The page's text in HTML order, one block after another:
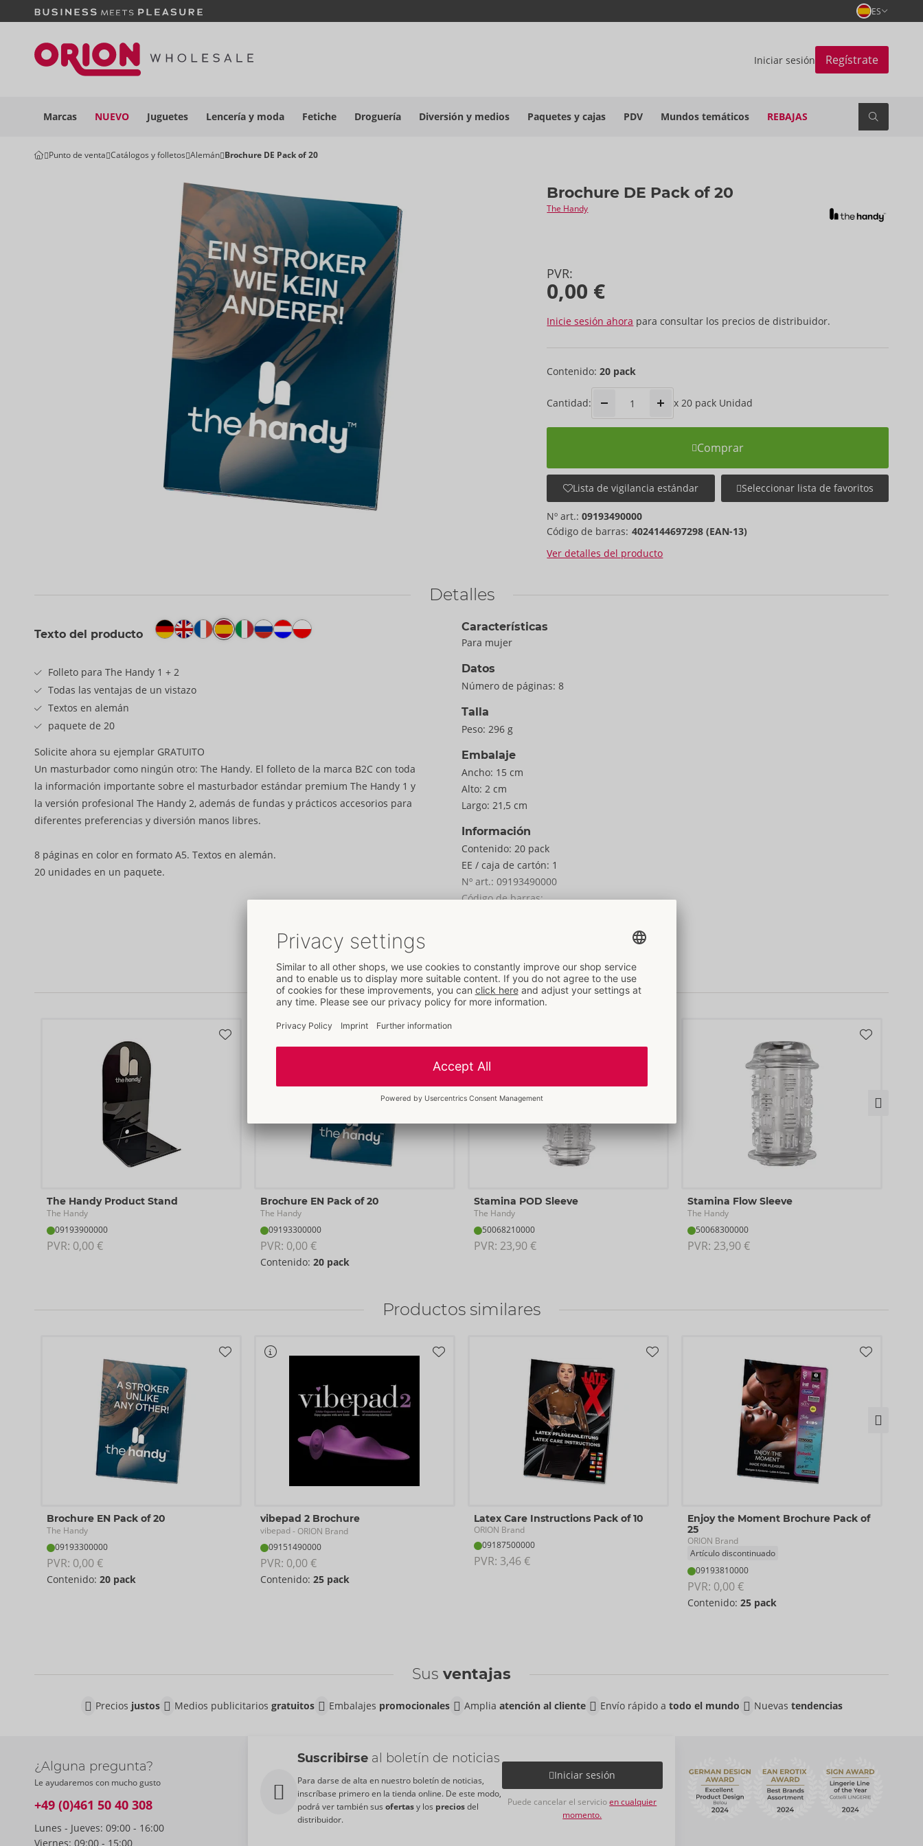
ES
Iniciar sesión Regístrate
Marcas NUEVO Juguetes Lencería y moda Fetiche Droguería Diversión y medios Paquetes y cajas PDV Mundos temáticos REBAJAS
Punto de venta Catálogos y folletos Alemán Brochure DE Pack of 20
Brochure DE Pack of 20
The Handy
PVR:
0,00 €
Inicie sesión ahora para consultar los precios de distribuidor.
Contenido:20 pack
Cantidad: x20 pack Unidad
Comprar
Lista de vigilancia estándar Seleccionar lista de favoritos
Nº art.:09193490000
Código de barras: 4024144697298 (EAN-13)
Ver detalles del producto
Detalles
Texto del producto
Folleto para The Handy 1 + 2
Todas las ventajas de un vistazo
Textos en alemán
paquete de 20
Solicite ahora su ejemplar GRATUITO
Un masturbador como ningún otro: The Handy. El folleto de la marca B2C con toda
la información importante sobre el masturbador estándar premium The Handy 1 y
la versión profesional The Handy 2, además de fundas y prácticos accesorios para
diferentes preferencias y diversión manos libres.
8 páginas en color en formato A5. Textos en alemán.
20 unidades en un paquete.
Características
Para mujer
Datos
Número de páginas: 8
Talla
Peso: 296 g
Embalaje
Ancho: 15 cm
Alto: 2 cm
Largo: 21,5 cm
Información
Contenido: 20 pack
EE / caja de cartón: 1
Nº art.: 09193490000
Código de barras:
Otros productos deThe Handy
The Handy Product Stand
The Handy
09193900000
PVR: 0,00 €
Brochure EN Pack of 20
The Handy
09193300000
PVR: 0,00 €
Contenido: 20 pack
Stamina POD Sleeve
The Handy
50068210000
PVR: 23,90 €
Stamina Flow Sleeve
The Handy
50068300000
PVR: 23,90 €
Productos similares
Brochure EN Pack of 20
The Handy
09193300000
PVR: 0,00 €
Contenido: 20 pack
vibepad 2 Brochure
vibepad- ORION Brand
09151490000
PVR: 0,00 €
Contenido: 25 pack
Latex Care Instructions Pack of 10
ORION Brand
09187500000
PVR: 3,46 €
Enjoy the Moment Brochure Pack of
25
ORION Brand
Artículo discontinuado
09193810000
PVR: 0,00 €
Contenido: 25 pack
Sus ventajas
Precios justos Medios publicitarios gratuitos Embalajes promocionales Amplia atención al cliente Envío rápido a todo el mundo Nuevas tendencias
¿Alguna pregunta?
Le ayudaremos con mucho gusto
+49 (0)461 50 40 308
Lunes - Jueves: 09:00 - 16:00
Viernes: 09:00 - 15:00
Suscribirse al boletín de noticias
Para darse de alta en nuestro boletín de noticias,
inscríbase primero en la tienda online. De este modo,
podrá ver también sus ofertasy los preciosdel
distribuidor.
Iniciar sesión
Puede cancelar el servicioen cualquier
momento.